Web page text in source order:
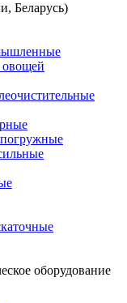
Беларусь)
оборудование